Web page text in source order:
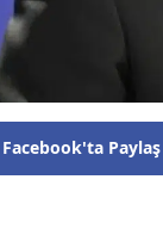
Facebook'ta Paylaş